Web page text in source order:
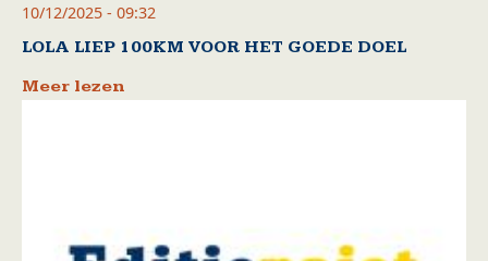
10/12/2025 - 09:32
LOLA LIEP 100KM VOOR HET GOEDE DOEL
Meer lezen